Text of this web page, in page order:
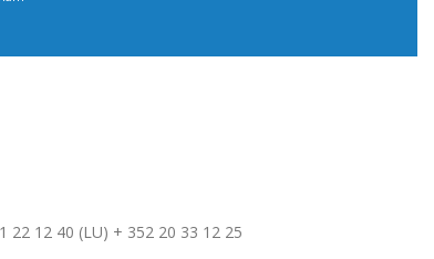
22 12 40 (LU) + 352 20 33 12 25